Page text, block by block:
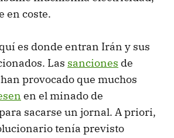
en coste.
es donde entran Irán y sus
Las sanciones de
provocado que muchos
en el minado de
sacarse un jornal. A priori,
tenía previsto